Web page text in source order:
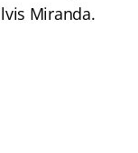
Miranda.